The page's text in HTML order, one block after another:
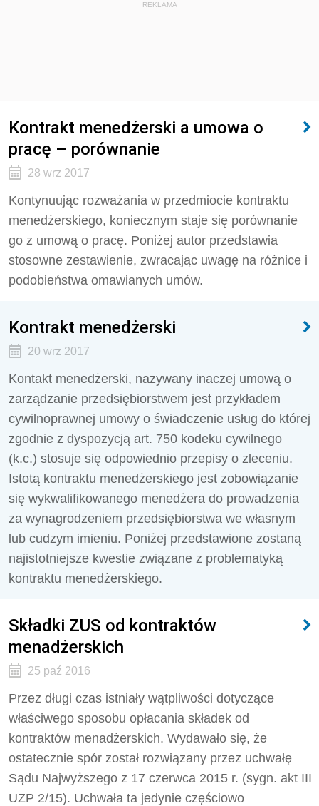
REKLAMA
Kontrakt menedżerski a umowa o
pracę – porównanie
28 wrz 2017
Kontynuując rozważania w przedmiocie kontraktu
menedżerskiego, koniecznym staje się porównanie
go z umową o pracę. Poniżej autor przedstawia
stosowne zestawienie, zwracając uwagę na różnice i
podobieństwa omawianych umów.
Kontrakt menedżerski
20 wrz 2017
Kontakt menedżerski, nazywany inaczej umową o
zarządzanie przedsiębiorstwem jest przykładem
cywilnoprawnej umowy o świadczenie usług do której
zgodnie z dyspozycją art. 750 kodeku cywilnego
(k.c.) stosuje się odpowiednio przepisy o zleceniu.
Istotą kontraktu menedżerskiego jest zobowiązanie
się wykwalifikowanego menedżera do prowadzenia
za wynagrodzeniem przedsiębiorstwa we własnym
lub cudzym imieniu. Poniżej przedstawione zostaną
najistotniejsze kwestie związane z problematyką
kontraktu menedżerskiego.
Składki ZUS od kontraktów
menadżerskich
25 paź 2016
Przez długi czas istniały wątpliwości dotyczące
właściwego sposobu opłacania składek od
kontraktów menadżerskich. Wydawało się, że
ostatecznie spór został rozwiązany przez uchwałę
Sądu Najwyższego z 17 czerwca 2015 r. (sygn. akt III
UZP 2/15). Uchwała ta jedynie częściowo